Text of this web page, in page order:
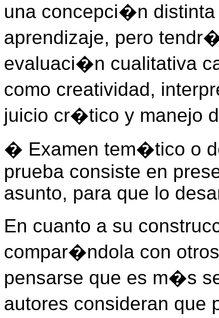
una concepci�n
aprendizaje, pero
evaluaci�n cualitativa
como creatividad,
juicio cr�tico y manejo
� Examen tem�tico o
prueba consiste en
asunto, para que lo
En cuanto a su
compar�ndola con
pensarse que es m�s
autores consideran que